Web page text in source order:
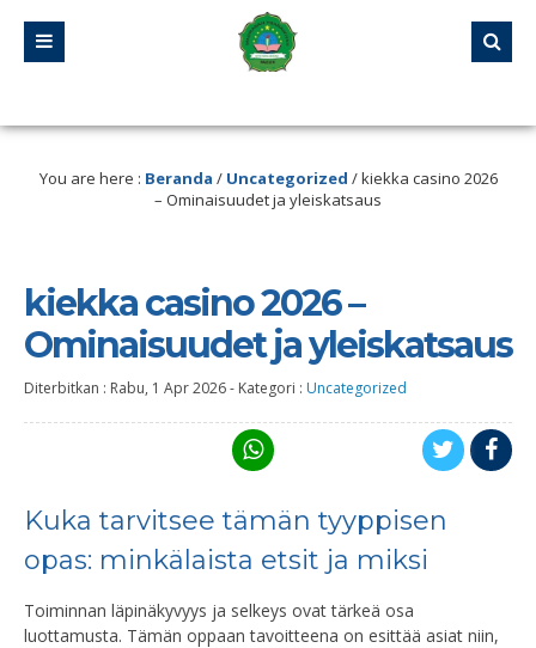
You are here : Beranda / Uncategorized /kiekka casino 2026
– Ominaisuudet ja yleiskatsaus
kiekka casino 2026 –
Ominaisuudet ja yleiskatsaus
Diterbitkan : Rabu, 1 Apr 2026- Kategori : Uncategorized
Kuka tarvitsee tämän tyyppisen
opas: minkälaista etsit ja miksi
Toiminnan läpinäkyvyys ja selkeys ovat tärkeä osa
luottamusta. Tämän oppaan tavoitteena on esittää asiat niin,